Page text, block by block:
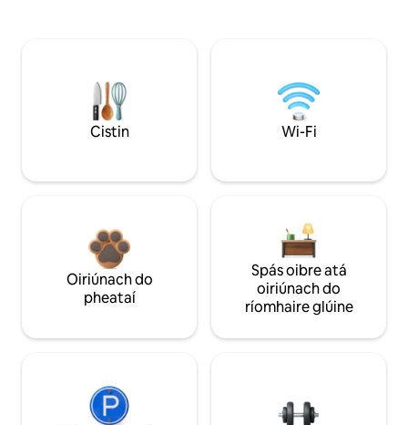
Cistin Wi-Fi
Oiriúnach do
pheataí
Spás oibre atá
oiriúnach do
ríomhaire glúine